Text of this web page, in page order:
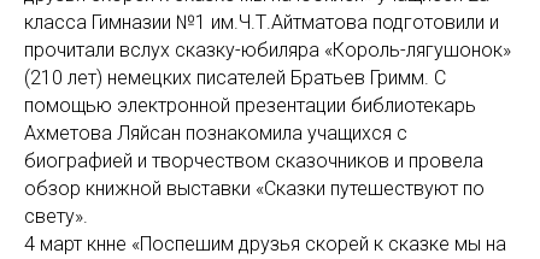
класса Гимназии №1 им.Ч.Т.Айтматова подготовили и
прочитали вслух сказку-юбиляра «Король-лягушонок»
(210 лет) немецких писателей Братьев Гримм. С
помощью электронной презентации библиотекарь
Ахметова Ляйсан познакомила учащихся с
биографией и творчеством сказочников и провела
обзор книжной выставки «Сказки путешествуют по
свету».
4 март көнне «Поспешим друзья скорей к сказке мы на